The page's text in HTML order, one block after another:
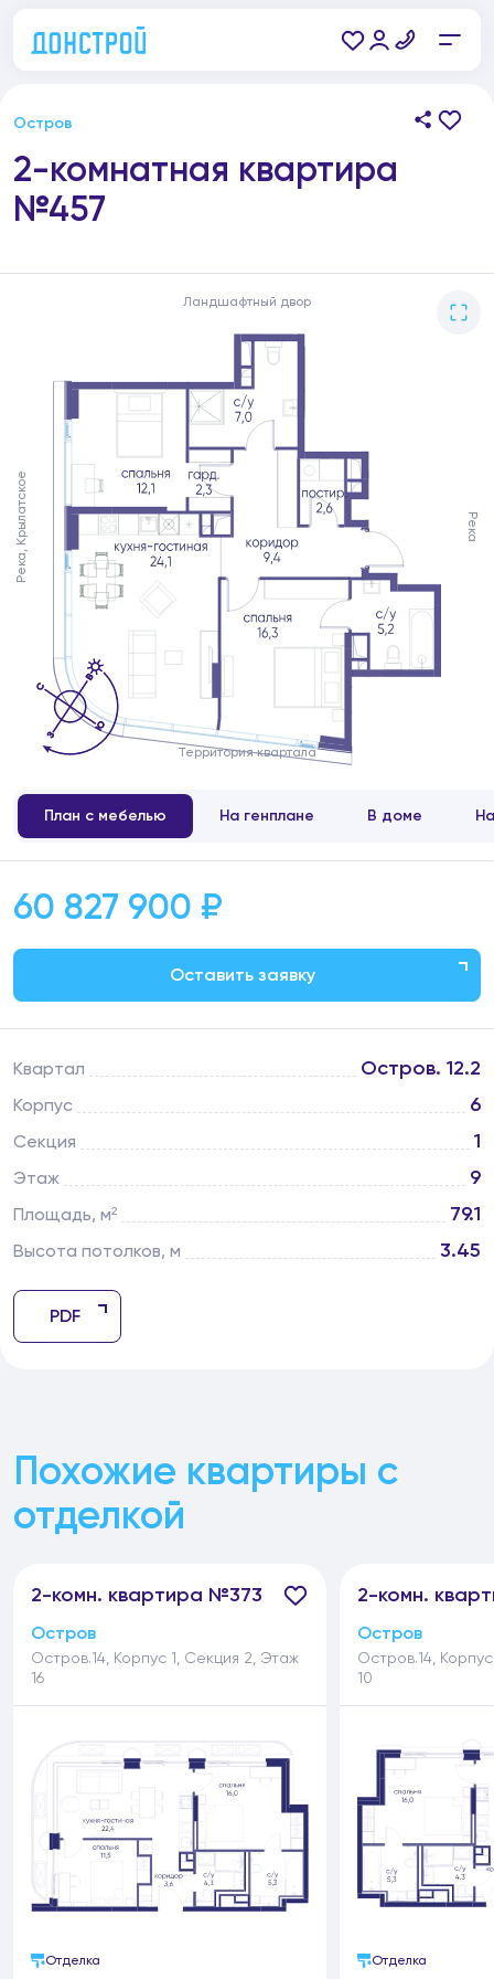
Остров
2-комнатная квартира
№457
План с мебелью На генплане В доме
Ландшафтный двор
Река
Территория квартала
Река, Крылатское
Квартал Остров. 12.2
Корпус 6
Секция 1
Этаж 9
Площадь, м² 79.1
Высота потолков, м 3.45
PDF
60 827 900 ₽
Оставить заявку
Похожие квартиры с
отделкой
2-комн. квартира №373
Остров
Остров.14, Корпус 1, Секция 2, Этаж
16
Отделка
2-комн.
Остров
Остров.14,
10
Отделка